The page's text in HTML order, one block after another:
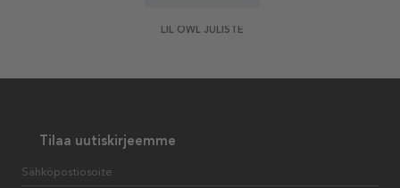
LIL OWL JULISTE
Tilaa uutiskirjeemme
Sähköpostiosoite